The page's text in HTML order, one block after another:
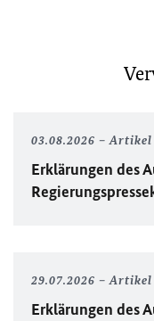
03.08.2026 Artikel
Erklärungen des
29.07.2026 Artikel
Erklärungen des